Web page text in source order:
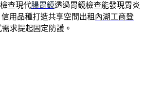
查現代腸胃鏡透過胃鏡檢查能發現胃炎
用品種打造共享空間出租 內湖工商登
求提起固定防護。